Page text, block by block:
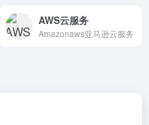
AWS云服务
Amazonaws亚马逊云服务